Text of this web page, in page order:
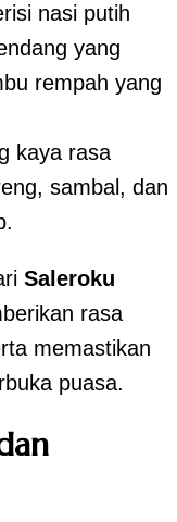
nasi putih
yang
rempah yang
kaya rasa
sambal, dan
Saleroku
rasa
memastikan
puasa.